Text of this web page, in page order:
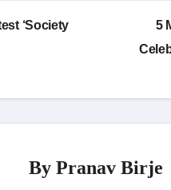
‘Society
5
By Pranav Birje